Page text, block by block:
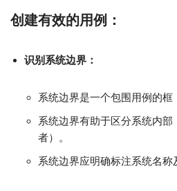
创建有效的用例：
识别系统边界：
系统边界是一个包围用例的框
系统边界有助于区分系统内
者）。
系统边界应明确标注系统名称